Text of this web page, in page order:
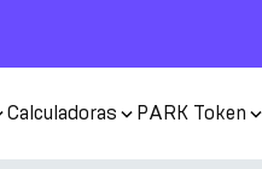
Calculadoras PARK Token